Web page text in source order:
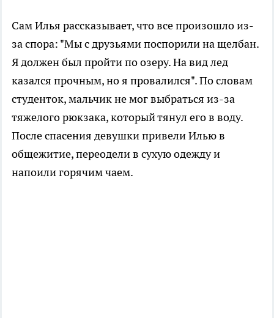
Сам Илья рассказывает, что все произошло из-
за спора: "Мы с друзьями поспорили на щелбан.
Я должен был пройти по озеру. На вид лед
казался прочным, но я провалился". По словам
студенток, мальчик не мог выбраться из-за
тяжелого рюкзака, который тянул его в воду.
После спасения девушки привели Илью в
общежитие, переодели в сухую одежду и
напоили горячим чаем.